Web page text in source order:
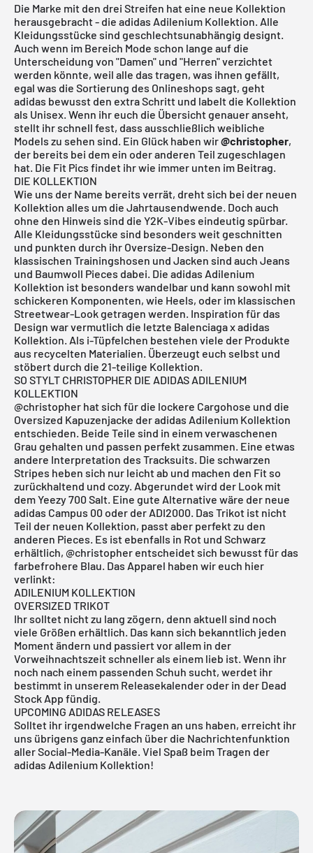
Die Marke mit den drei Streifen hat eine neue Kollektion
herausgebracht - die adidas Adilenium Kollektion. Alle
Kleidungsstücke sind geschlechtsunabhängig designt.
Auch wenn im Bereich Mode schon lange auf die
Unterscheidung von "Damen" und "Herren" verzichtet
werden könnte, weil alle das tragen, was ihnen gefällt,
egal was die Sortierung des Onlineshops sagt, geht
adidas bewusst den extra Schritt und labelt die Kollektion
als Unisex. Wenn ihr euch die Übersicht genauer anseht,
stellt ihr schnell fest, dass ausschließlich weibliche
Models zu sehen sind. Ein Glück haben wir@christopher,
der bereits bei dem ein oder anderen Teil zugeschlagen
hat. Die Fit Pics findet ihr wie immer unten im Beitrag.
DIE KOLLEKTION
Wie uns der Name bereits verrät, dreht sich bei der neuen
Kollektion alles um die Jahrtausendwende. Doch auch
ohne den Hinweis sind die Y2K-Vibes eindeutig spürbar.
Alle Kleidungsstücke sind besonders weit geschnitten
und punkten durch ihr Oversize-Design. Neben den
klassischen Trainingshosen und Jacken sind auch Jeans
und Baumwoll Pieces dabei. Die adidas Adilenium
Kollektion ist besonders wandelbar und kann sowohl mit
schickeren Komponenten, wie Heels, oder im klassischen
Streetwear-Look getragen werden. Inspiration für das
Design war vermutlich die letzte Balenciaga x adidas
Kollektion. Als i-Tüpfelchen bestehen viele der Produkte
aus recycelten Materialien. Überzeugt euch selbst und
stöbert durch die 21-teilige Kollektion.
SO STYLT CHRISTOPHER DIE ADIDAS ADILENIUM
KOLLEKTION
@christopher hat sich für die lockere Cargohose und die
Oversized Kapuzenjacke der adidas Adilenium Kollektion
entschieden. Beide Teile sind in einem verwaschenen
Grau gehalten und passen perfekt zusammen. Eine etwas
andere Interpretation des Tracksuits. Die schwarzen
Stripes heben sich nur leicht ab und machen den Fit so
zurückhaltend und cozy. Abgerundet wird der Look mit
demYeezy 700 Salt. Eine gute Alternative wäre der neue
adidas Campus 00 oder der ADI2000. Das Trikot ist nicht
Teil der neuen Kollektion, passt aber perfekt zu den
anderen Pieces. Es ist ebenfalls in Rot und Schwarz
erhältlich, @christopher entscheidet sich bewusst für das
farbefrohere Blau. Das Apparel haben wir euch hier
verlinkt:
ADILENIUM KOLLEKTION
OVERSIZED TRIKOT
Ihr solltet nicht zu lang zögern, denn aktuell sind noch
viele Größen erhältlich. Das kann sich bekanntlich jeden
Moment ändern und passiert vor allem in der
Vorweihnachtszeit schneller als einem lieb ist. Wenn ihr
noch nach einem passenden Schuh sucht, werdet ihr
bestimmt in unserem Releasekalender oder in der Dead
Stock App fündig.
UPCOMING ADIDAS RELEASES
Solltet ihr irgendwelche Fragen an uns haben, erreicht ihr
uns übrigens ganz einfach über die Nachrichtenfunktion
aller Social-Media-Kanäle. Viel Spaß beim Tragen der
adidas Adilenium Kollektion!